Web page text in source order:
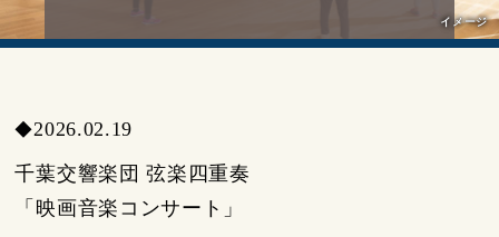
イメージ
◆2026.02.19
千葉交響楽団 弦楽四重奏
「映画音楽コンサート」